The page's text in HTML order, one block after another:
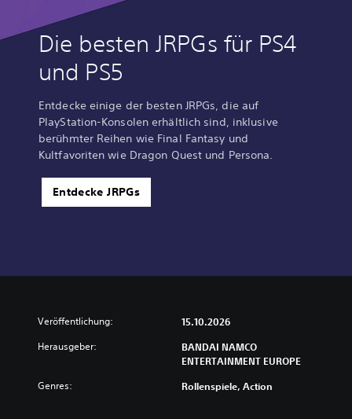
Die besten JRPGs für PS4
und PS5
Entdecke einige der besten JRPGs, die auf
PlayStation-Konsolen erhältlich sind, inklusive
berühmter Reihen wie Final Fantasy und
Kultfavoriten wie Dragon Quest und Persona.
Entdecke JRPGs
Veröffentlichung: 15.10.2026
Herausgeber:
BANDAI NAMCO
ENTERTAINMENT EUROPE
Genres: Rollenspiele, Action